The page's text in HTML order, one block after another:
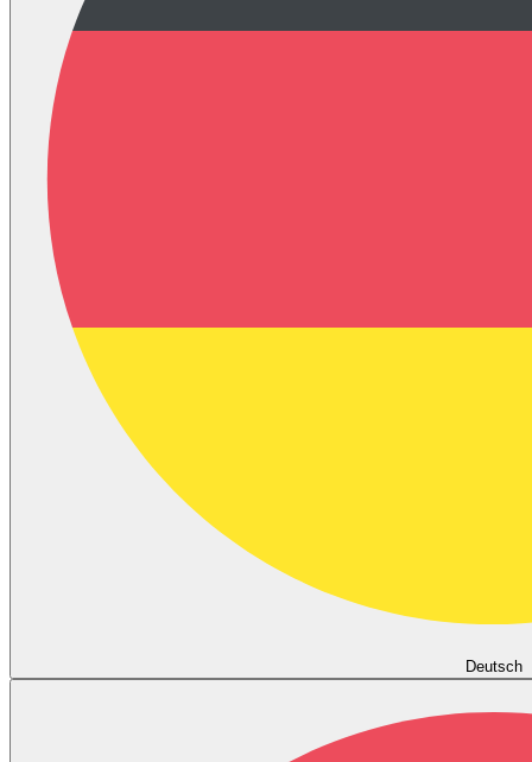
Deutsch